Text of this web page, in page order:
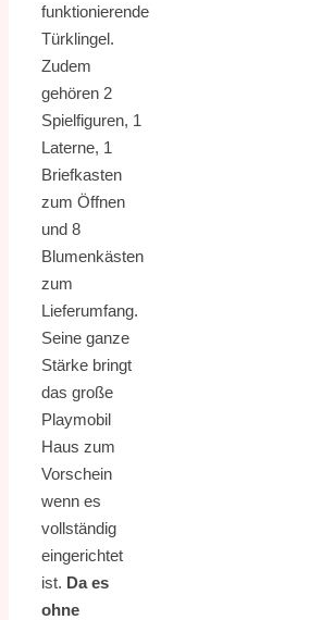
funktionierende
Türklingel.
Zudem
gehören 2
Spielfiguren, 1
Laterne, 1
Briefkasten
zum Öffnen
und 8
Blumenkästen
zum
Lieferumfang.
Seine ganze
Stärke bringt
das große
Playmobil
Haus zum
Vorschein
wenn es
vollständig
eingerichtet
ist. Da es
ohne